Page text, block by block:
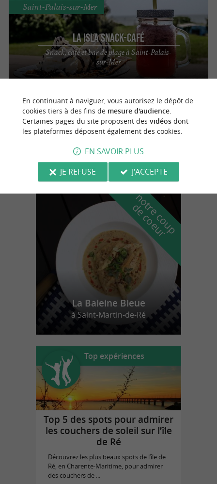
La Isla Snack-Café
Snack, café et bar de plage à Saint-Palais-
sur-Mer
Saint-Palais-sur-Mer
Justine's Fish & Chips
Vaux-sur-Mer 2.9 km
n
o
t
r
e
c
o
u
p
d
e
c
o
e
u
r
La Baleine Bleue
à Saint-Martin-de-Ré
Top expériences
Top 5 des spots pour admirer
les couchers de soleil sur l’île
de Ré
Découvrez les plus beaux spots de l’île de
Ré, en Charente-Maritime, pour admirer
des couchers de ...
En continuant à naviguer, vous autorisez le dépôt de
cookies tiers à des fins de mesure d'audience.
Certaines pages du site proposent des vidéosdont
les plateformes déposent également des cookies.
EN SAVOIR PLUS
JE REFUSE
J'ACCEPTE